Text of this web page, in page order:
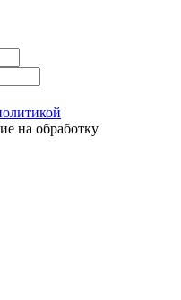
на обработку